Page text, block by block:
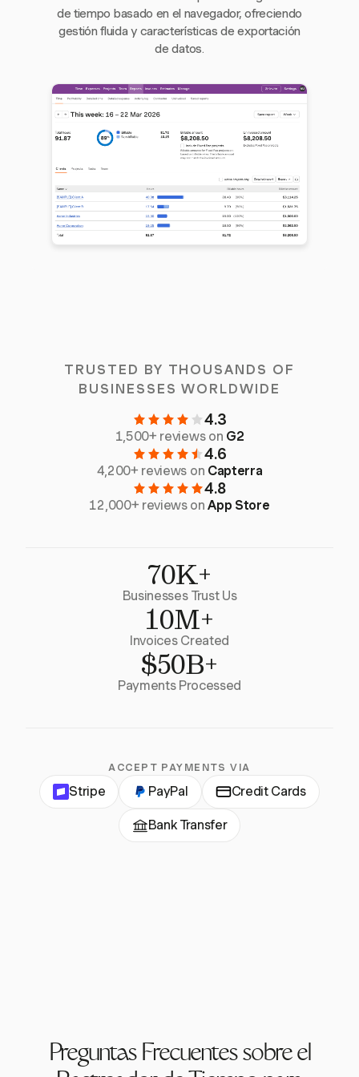
de tiempo basado en el navegador, ofreciendo
gestión fluida y características de exportación
de datos.
TRUSTED BY THOUSANDS OF
BUSINESSES WORLDWIDE
4.3
1,500+ reviews on G2
4.6
4,200+ reviews on Capterra
4.8
12,000+ reviews onApp Store
70K+
Businesses Trust Us
10M+
Invoices Created
$50B+
Payments Processed
ACCEPT PAYMENTS VIA
Stripe PayPal Credit Cards
Bank Transfer
Preguntas Frecuentes sobre el